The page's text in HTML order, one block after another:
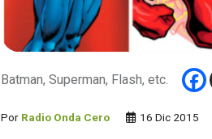
Batman, Superman, Flash, etc.
Por Radio Onda Cero 16 Dic 2015